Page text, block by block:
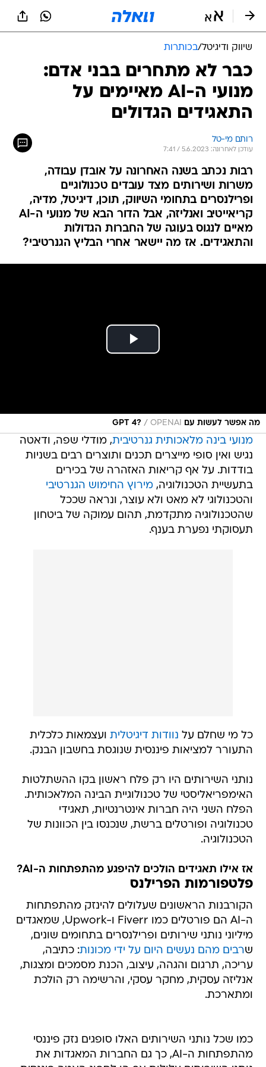
שיווק ודיגיטל/בכותרות
כבר לא מתחרים בבני אדם:
מנועי ה-AI מאיימים על
התאגידים הגדולים
רותם מי-טל
עודכן לאחרונה: 5.6.2023 / 7:41
רבות נכתב בשנה האחרונה על אובדן עבודה,
משרות ושירותים מצד עובדים טכנולוגיים
ופרילנסרים בתחומי השיווק, תוכן, דיגיטל, מדיה,
קריאייטיב ואנליזה, אבל הדור הבא של מנועי ה-AI
מאיים לנגוס בעוגה של החברות הגדולות
והתאגידים. אז מה יישאר אחרי הבליץ הגנרטיבי?
מה אפשר לעשות עם GPT 4? / OPENAI
מנועי בינה מלאכותית גנרטיבית, מודלי שפה, ודאטה
נגיש ואין סופי מייצרים תכנים ותוצרים רבים בשניות
בודדות. על אף קריאות האזהרה של בכירים
בתעשיית הטכנולוגיה,מירוץ החימוש הגנרטיבי
והטכנולוגי לא מאט ולא עוצר, ונראה שככל
שהטכנולוגיה מתקדמת, תהום עמוקה של ביטחון
תעסוקתי נפערת בענף.
כל מי שחלם על נוודות דיגיטלית ועצמאות כלכלית
התעורר למציאות פיננסית שנוגסת בחשבון הבנק.
נותני השירותים היו רק פלח ראשון בקו ההשתלטות
האימפריאליסטי של טכנולוגיית הבינה המלאכותית.
הפלח השני היה חברות אינטרנטיות, תאגידי
טכנולוגיה ופורטלים ברשת, שנכנסו בין הכוונות של
הטכנולוגיה.
אז אילו תאגידים הולכים להיפגע מהתפתחות ה-AI?
פלטפורמות הפרילנס
הקורבנות הראשונים שעלולים להינזק מהתפתחות
ה-AI הם פורטלים כמו Fiverr ו-Upwork, שמאגדים
מיליוני נותני שירותים ופרילנסרים בתחומים שונים,
שרבים מהם נעשים היום על ידי מכונות: כתיבה,
עריכה, תרגום והגהה, עיצוב, הכנת מסמכים ומצגות,
אנליזה עסקית, מחקר עסקי, והרשימה רק הולכת
ומתארכת.
כמו שכל נותני השירותים האלו סופגים נזק פיננסי
מהתפתחות ה-AI, כך גם החברות המאגדות את